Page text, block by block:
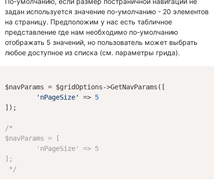
задан используется значение по-умолчанию - 20 элементов
на страницу. Предположим у нас есть табличное
представление где нам необходимо по-умолчанию
отображать 5 значений, но пользователь может выбрать
любое доступное из списка (см. параметры грида).
$navParams = $gridOptions->GetNavParams([
'nPageSize'
=> 5
]);
/*
$navParams = [
];
*/